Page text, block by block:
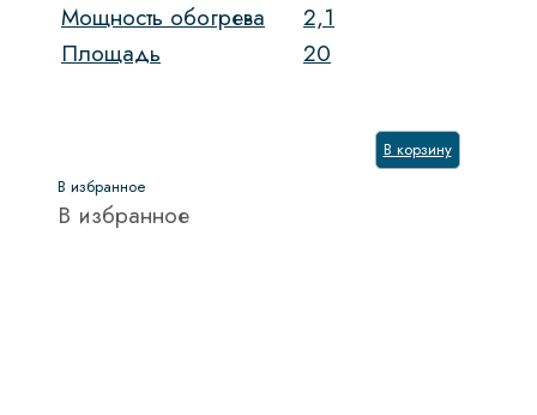
Мощность обогрева
2,1
Площадь
20
В корзину
В избранное
В избранное